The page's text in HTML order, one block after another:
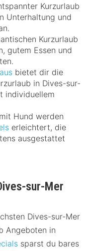
Kurzurlaub
Unterhaltung und
Kurzurlaub
gutem Essen und
bietet dir die
in Dives-sur-
individuellem
Hund werden
erleichtert, die
ausgestattet
sur-Mer
Dives-sur-Mer
Angeboten in
sparst du bares